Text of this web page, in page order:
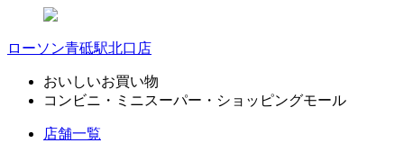
ローソン青砥駅北口店
おいしいお買い物
コンビニ・ミニスーパー・ショッピングモール
店舗一覧